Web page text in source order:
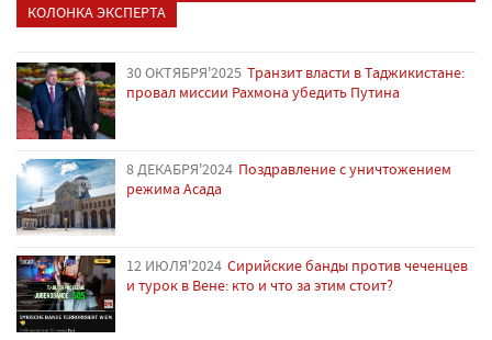
КОЛОНКА ЭКСПЕРТА
30 ОКТЯБРЯ'2025 Транзит власти в Таджикистане:
провал миссии Рахмона убедить Путина
8 ДЕКАБРЯ'2024 Поздравление с уничтожением
режима Асада
12 ИЮЛЯ'2024 Сирийские банды против чеченцев
и турок в Вене: кто и что за этим стоит?